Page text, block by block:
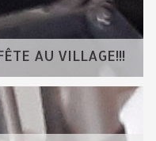
AU VILLAGE!!!